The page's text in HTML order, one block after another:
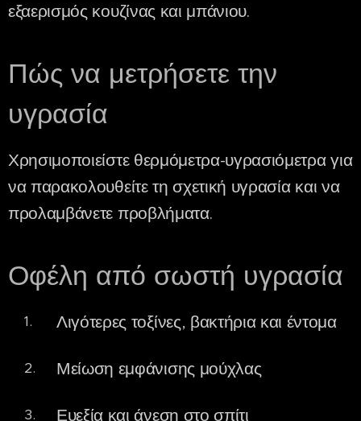
εξαερισμός κουζίνας και μπάνιου.
Πώς να μετρήσετε την
υγρασία
Χρησιμοποιείστε θερμόμετρα-υγρασιόμετρα για
να παρακολουθείτε τη σχετική υγρασία και να
προλαμβάνετε προβλήματα.
Οφέλη από σωστή υγρασία
Λιγότερες τοξίνες, βακτήρια και έντομα
Μείωση εμφάνισης μούχλας
Ευεξία και άνεση στο σπίτι